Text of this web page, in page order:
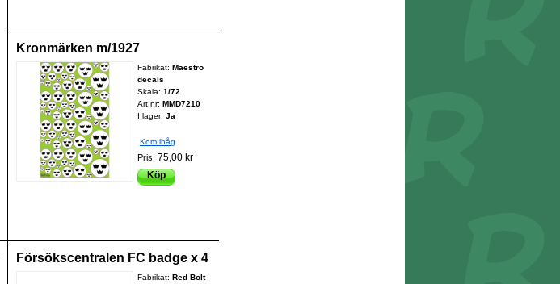
Kronmärken m/1927
Fabrikat: Maestro
decals
Skala: 1/72
Art.nr: MMD7210
I lager: Ja
Kom ihåg
Pris: 75,00 kr
Köp
Försökscentralen FC badge x 4
Fabrikat: Red Bolt